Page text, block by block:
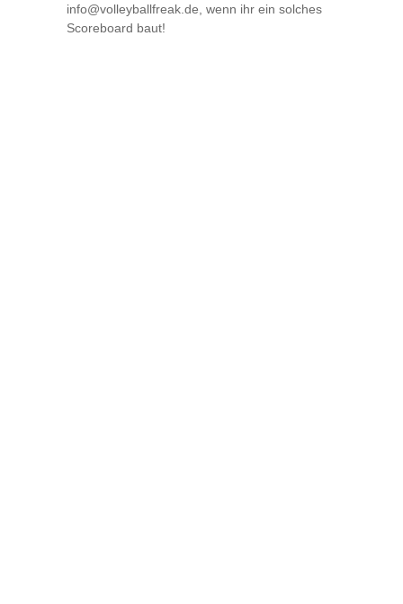
info@volleyballfreak.de, wenn ihr ein solches
Scoreboard baut!